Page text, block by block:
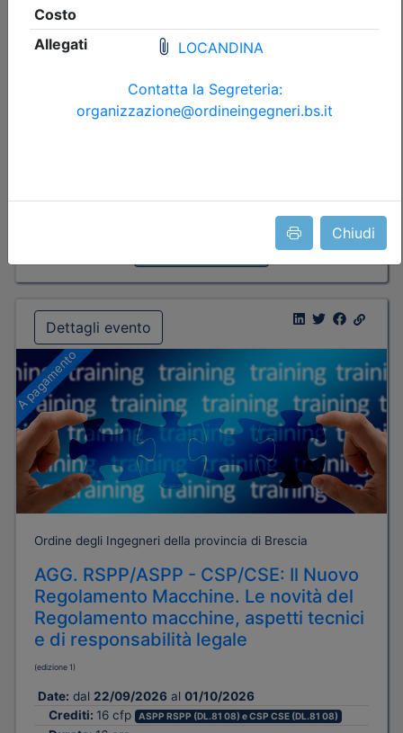
Chiudi
Crediti:
Durata:
seminario
Dettagli evento
A pagamento
Ordine degli Ingegneri della provincia di Brescia
AGG. RSPP/ASPP - CSP/CSE: Il Nuovo
Regolamento Macchine. Le novità del
Regolamento macchine, aspetti tecnici
e di responsabilità legale
(edizione 1)
Date: dal 22/09/2026 al 01/10/2026
Crediti: 16 cfp ASPP RSPP (DL.81 08) e CSP CSE (DL.81 08)